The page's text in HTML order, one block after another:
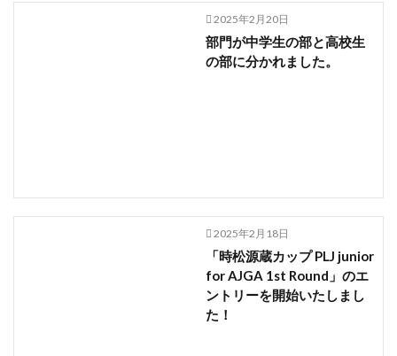
2025年2月20日
部門が中学生の部と高校生
の部に分かれました。
2025年2月18日
「時松源蔵カップ PLJ junior
for AJGA 1st Round」のエ
ントリーを開始いたしまし
た！